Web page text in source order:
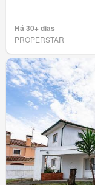
Há 30+ dias
PROPERSTAR